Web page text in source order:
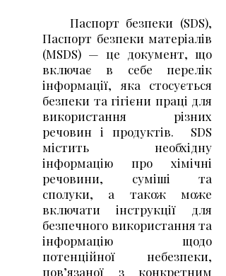
Паспорт безпеки (SDS),
Паспорт безпеки матеріалів
(MSDS) — це документ, що
включає в себе перелік
інформації, яка стосується
безпеки та гігієни праці для
використання різних
речовин і продуктів. SDS
містить необхідну
інформацію про хімічні
речовини, суміші та
сполуки, а також може
включати інструкції для
безпечного використання та
інформацію щодо
потенційної небезпеки,
пов’язаної з конкретним